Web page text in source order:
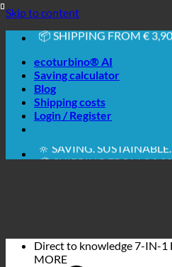
Skip to content
🔆 SAVING. SUSTAINABLE.
📦 SHIPPING FROM € 3,90
🔖 PURCHASE ON
ecoturbino® AI
Saving calculator
Blog
Shipping costs
Login / Register
🔆 EASY. JUST WORKS.
📦 SHIPPING FROM € 3,90
Direct to knowledge7-IN-1
MORE